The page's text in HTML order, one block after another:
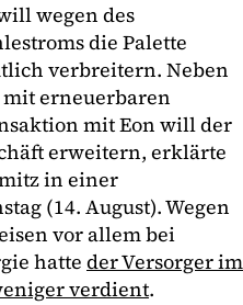
wegen des
die Palette
verbreitern. Neben
mit erneuerbaren
mit Eon will der
erweitern, erklärte
in einer
(14. August). Wegen
vor allem bei
hatte der Versorger im
verdient.